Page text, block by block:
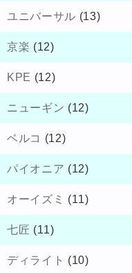
ユニバーサル (13)
京楽 (12)
KPE (12)
ニューギン (12)
ベルコ (12)
パイオニア (12)
オーイズミ (11)
七匠 (11)
ディライト (10)